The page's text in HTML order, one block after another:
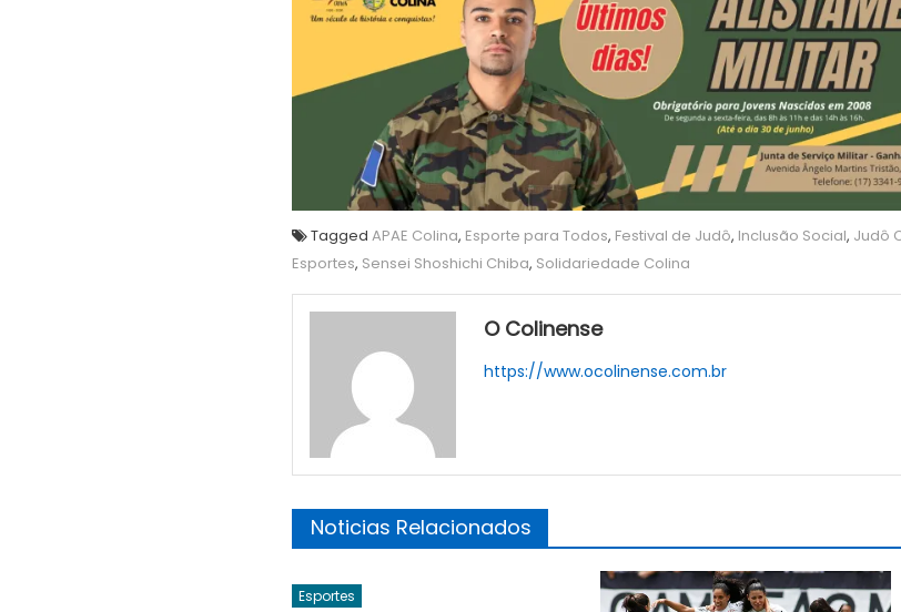
Tagged APAE Colina, Esporte para Todos, Festival de Judô, Inclusão Social, Judô
Esportes, Sensei Shoshichi Chiba, Solidariedade Colina
O Colinense
https://www.ocolinense.com.br
Noticias Relacionados
Esportes